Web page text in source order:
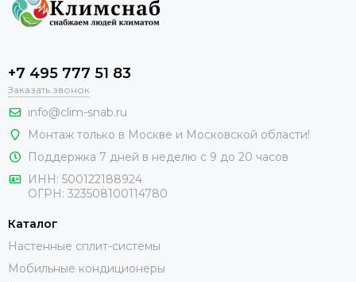
+7 495 777 51 83
Заказать звонок
info@clim-snab.ru
Монтаж только в Москве и Московской области!
Поддержка 7 дней в неделю с 9 до 20 часов
ИНН: 500122188924
ОГРН: 323508100114780
Каталог
Настенные сплит-системы
Мобильные кондиционеры